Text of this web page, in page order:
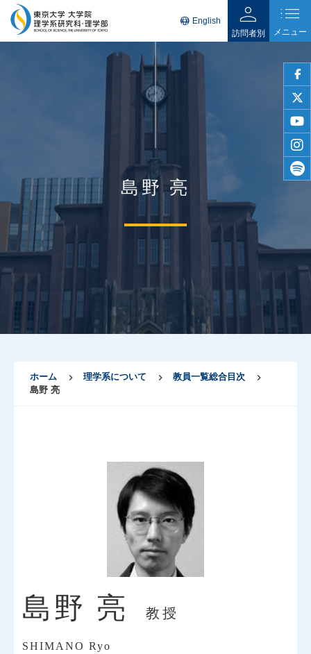
twitter
language English person
訪問者別
list
メニュー
島野 亮
ホーム 理学系について
教員一覧総合目次
島野 亮
島野 亮 教授
SHIMANO Ryo